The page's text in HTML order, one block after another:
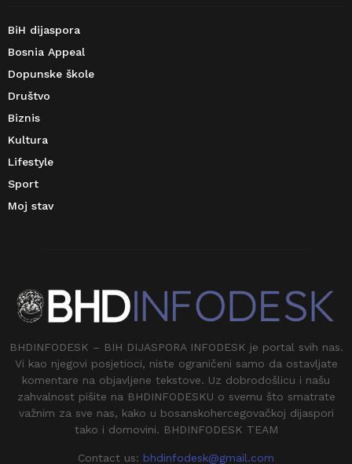
BiH dijaspora
Bosnia Appeal
Dopunske škole
Društvo
Biznis
Kultura
Lifestyle
Sport
Moj stav
BHDINFODESK – BIH DIJASPORA INFODESK je portal svih nas.
Vi kao njegovi posjetioci, niste ograničeni samo da ostavljate
komentare na objavljene tekstove. Uz dobrodošlicu i našu
zahvalnost pišite na BHDINFODESKU o svemu što smatrate
važnim za sve nas, kako u bosanskohercegovačkoj dijaspori
tako i domovini. BHDINFODESK TEAM
Contact us: bhdinfodesk@gmail.com